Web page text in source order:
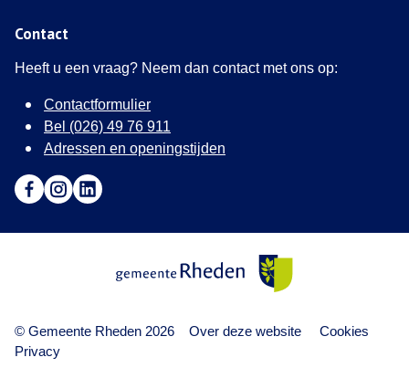
Contact
Heeft u een vraag? Neem dan contact met ons op:
Contactformulier
Bel (026) 49 76 911
Adressen en openingstijden
© Gemeente Rheden 2026
Over deze website
Cookies
Privacy